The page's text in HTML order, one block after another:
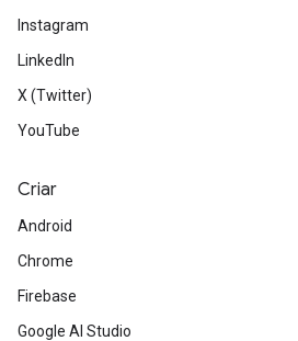
Instagram
LinkedIn
X (Twitter)
YouTube
Criar
Android
Chrome
Firebase
Google AI Studio